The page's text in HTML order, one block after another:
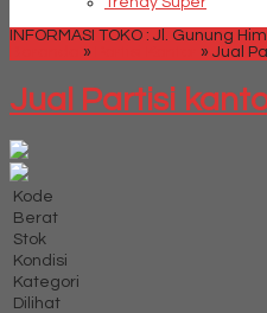
INFORMASI TOKO : Jl. Gunung
» » Jual
Jual Partisi
Kode
Berat
Stok
Kondisi
Kategori
Dilihat